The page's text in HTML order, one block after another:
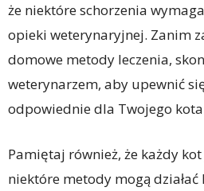
że niektóre schorzenia
opieki weterynaryjnej. Zanim
domowe metody leczenia,
weterynarzem, aby upewnić
odpowiednie dla Twojego
Pamiętaj również, że każdy
niektóre metody mogą